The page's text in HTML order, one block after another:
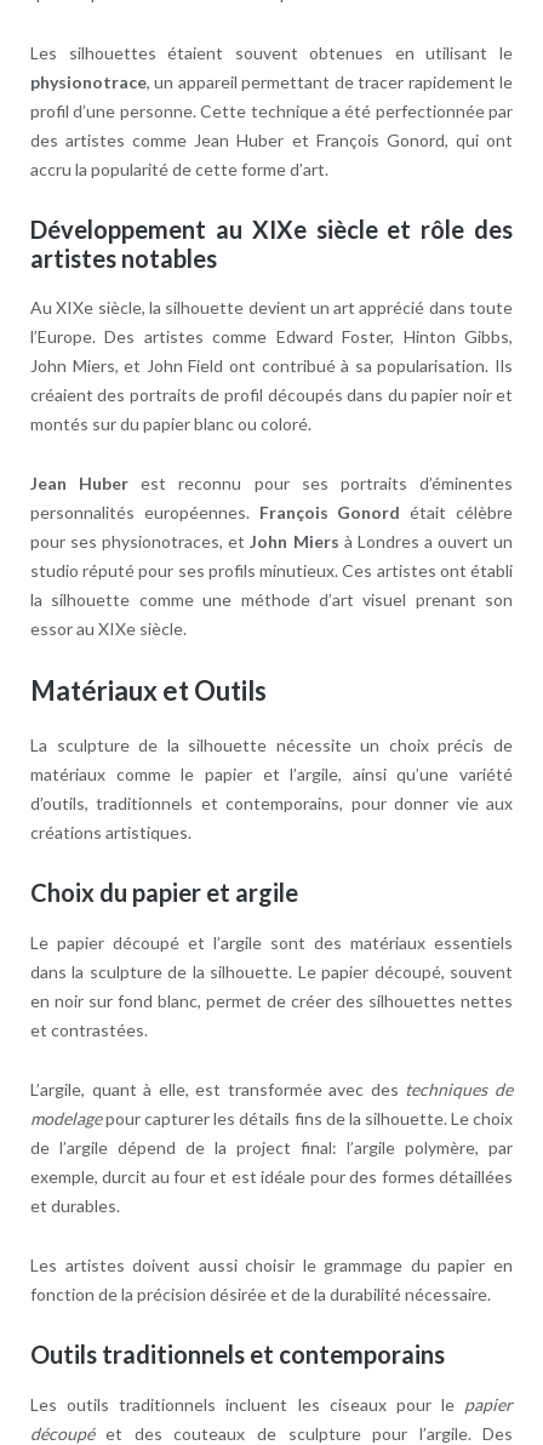
Les silhouettes étaient souvent obtenues en utilisant le
physionotrace, un appareil permettant de tracer rapidement le
profil d’une personne. Cette technique a été perfectionnée par
des artistes comme Jean Huber et François Gonord, qui ont
accru la popularité de cette forme d’art.
Développement au XIXe siècle et rôle des
artistes notables
Au XIXe siècle, la silhouette devient un art apprécié dans toute
l’Europe. Des artistes comme Edward Foster, Hinton Gibbs,
John Miers, et John Field ont contribué à sa popularisation. Ils
créaient des portraits de profil découpés dans du papier noir et
montés sur du papier blanc ou coloré.
Jean Huber est reconnu pour ses portraits d’éminentes
personnalités européennes. François Gonord était célèbre
pour ses physionotraces, etJohn Miers à Londres a ouvert un
studio réputé pour ses profils minutieux. Ces artistes ont établi
la silhouette comme une méthode d’art visuel prenant son
essor au XIXe siècle.
Matériaux et Outils
La sculpture de la silhouette nécessite un choix précis de
matériaux comme le papier et l’argile, ainsi qu’une variété
d’outils, traditionnels et contemporains, pour donner vie aux
créations artistiques.
Choix du papier et argile
Le papier découpé et l’argile sont des matériaux essentiels
dans la sculpture de la silhouette. Le papier découpé, souvent
en noir sur fond blanc, permet de créer des silhouettes nettes
et contrastées.
L’argile, quant à elle, est transformée avec des techniques de
modelagepour capturer les détails fins de la silhouette. Le choix
de l’argile dépend de la project final: l’argile polymère, par
exemple, durcit au four et est idéale pour des formes détaillées
et durables.
Les artistes doivent aussi choisir le grammage du papier en
fonction de la précision désirée et de la durabilité nécessaire.
Outils traditionnels et contemporains
Les outils traditionnels incluent les ciseaux pour le papier
découpéet des couteaux de sculpture pour l’argile. Des